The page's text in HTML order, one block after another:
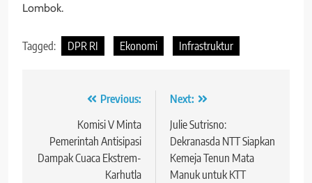
Lombok.
Tagged: DPR RI Ekonomi Infrastruktur
Navigasi Previous:
Komisi V Minta
Pemerintah Antisipasi
Dampak Cuaca Ekstrem-
Karhutla
Next:
Julie Sutrisno:
Dekranasda NTT Siapkan
Kemeja Tenun Mata
Manuk untuk KTT